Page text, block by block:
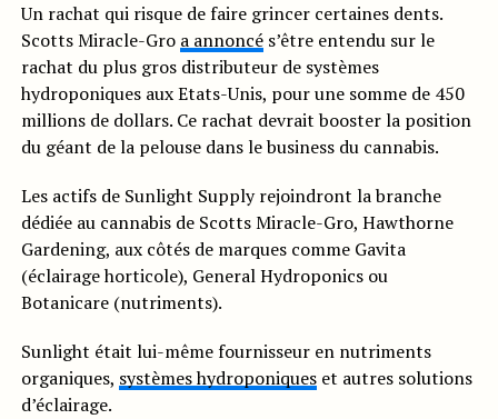
Un rachat qui risque de faire grincer certaines dents.
Scotts Miracle-Gro a annoncés’être entendu sur le
rachat du plus gros distributeur de systèmes
hydroponiques aux Etats-Unis, pour une somme de 450
millions de dollars. Ce rachat devrait booster la position
du géant de la pelouse dans le business du cannabis.
Les actifs de Sunlight Supply rejoindront la branche
dédiée au cannabis de Scotts Miracle-Gro, Hawthorne
Gardening, aux côtés de marques comme Gavita
(éclairage horticole), General Hydroponics ou
Botanicare (nutriments).
Sunlight était lui-même fournisseur en nutriments
organiques, systèmes hydroponiqueset autres solutions
d’éclairage.